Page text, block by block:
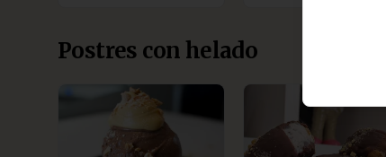
Postres con helado